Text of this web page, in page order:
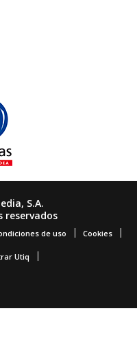
S.A.
reservados
de uso Cookies
Utiq